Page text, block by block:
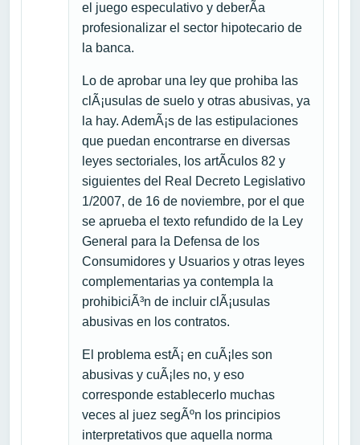
el juego especulativo y deberÃ­a
profesionalizar el sector hipotecario de
la banca.
Lo de aprobar una ley que prohiba las
clÃ¡usulas de suelo y otras abusivas, ya
la hay. AdemÃ¡s de las estipulaciones
que puedan encontrarse en diversas
leyes sectoriales, los artÃ­culos 82 y
siguientes del Real Decreto Legislativo
1/2007, de 16 de noviembre, por el que
se aprueba el texto refundido de la Ley
General para la Defensa de los
Consumidores y Usuarios y otras leyes
complementarias ya contempla la
prohibiciÃ³n de incluir clÃ¡usulas
abusivas en los contratos.
El problema estÃ¡ en cuÃ¡les son
abusivas y cuÃ¡les no, y eso
corresponde establecerlo muchas
veces al juez segÃºn los principios
interpretativos que aquella norma